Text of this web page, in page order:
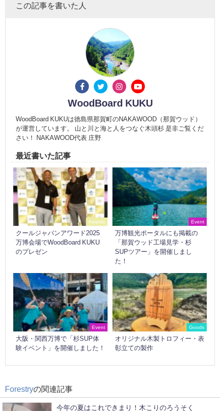
この記事を書いた人
WoodBoard KUKU
WoodBoard KUKUは徳島県那賀町のNAKAWOOD（那賀ウッド）
が運営しています。 山と川と海と人をつなぐ木頭杉 是非ご覧くだ
さい！ NAKAWOOD代表 庄野
最近書いた記事
Awards
クールジャパンアワード2025
万博会場でWoodBoard KUKU
のプレゼン
Event
万博観光ポータルにも掲載の
「那賀ウッド工場見学・杉
SUPツアー」を開催しまし
た！
Event
大阪・関西万博で「杉SUP体
験イベント」を開催しました！
Goods
オリジナル木製トロフィー・表
彰立ての製作
Forestryの関連記事
今年の夏はこれできまり！木こりのろうそく